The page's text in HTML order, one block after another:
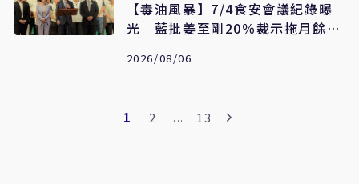
【毒油風暴】7/4食安會議紀錄曝
光 藍批姜至剛20％裁示拖月餘才
2026/08/06
1 2 ... 13